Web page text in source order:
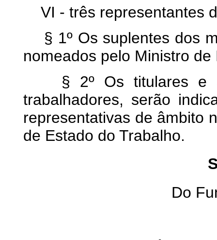
VI - três representantes
§ 1º Os suplentes dos
nomeados pelo Ministro
§ 2º Os titulares e
trabalhadores, serão
representativas de âmbito
de Estado do Trabalho.
Do